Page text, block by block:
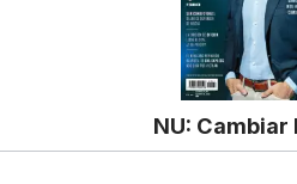
NU: Cambiar